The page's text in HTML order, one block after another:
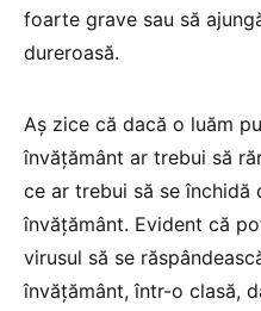
foarte grave sau să
dureroasă.
Aș zice că dacă o luăm
învățământ ar trebui să
ce ar trebui să se
învățământ. Evident că
virusul să se
învățământ, într-o clasă,